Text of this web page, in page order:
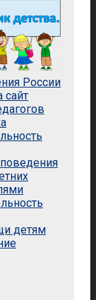
России
сайт
детям